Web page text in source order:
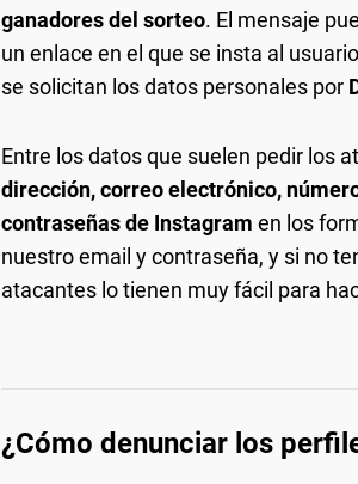
ganadores del sorteo. El mensaje
un enlace en el que se insta al
se solicitan los datos personales por
Entre los datos que suelen pedir los
dirección, correo electrónico,
contraseñas de Instagram en los
nuestro email y contraseña, y si no
atacantes lo tienen muy fácil para
¿Cómo denunciar los